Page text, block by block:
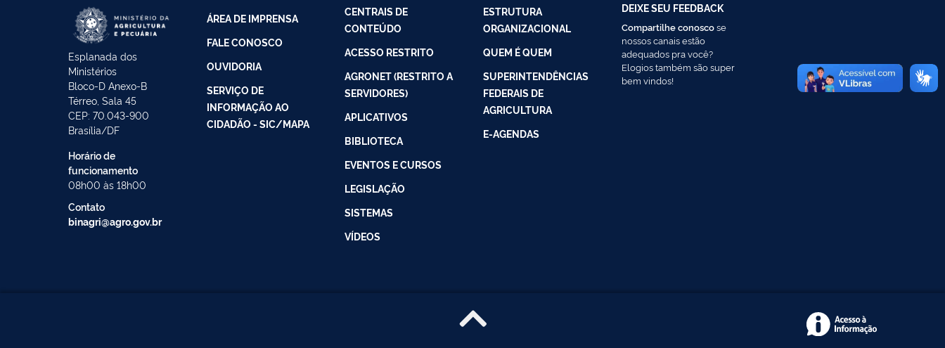
Esplanada dos
Ministérios
Bloco-D Anexo-B
Térreo, Sala 45
CEP: 70.043-900
Brasília/DF
Horário de
funcionamento
08h00 às 18h00
Contato
binagri@agro.gov.br
ÁREA DE IMPRENSA
FALE CONOSCO
OUVIDORIA
SERVIÇO DE
INFORMAÇÃO AO
CIDADÃO - SIC/MAPA
CENTRAIS DE
CONTEÚDO
ACESSO RESTRITO
AGRONET (RESTRITO A
SERVIDORES)
APLICATIVOS
BIBLIOTECA
EVENTOS E CURSOS
LEGISLAÇÃO
SISTEMAS
VÍDEOS
ESTRUTURA
ORGANIZACIONAL
QUEM É QUEM
SUPERINTENDÊNCIAS
FEDERAIS DE
AGRICULTURA
E-AGENDAS
DEIXE SEU FEEDBACK
Compartilhe conoscose
nossos canais estão
adequados pra você?
Elogios também são super
bem vindos!